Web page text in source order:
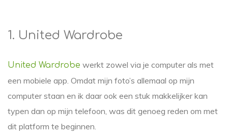
1. United Wardrobe
United Wardrobe werkt zowel via je computer als met
een mobiele app. Omdat mijn foto’s allemaal op mijn
computer staan en ik daar ook een stuk makkelijker kan
typen dan op mijn telefoon, was dit genoeg reden om met
dit platform te beginnen.